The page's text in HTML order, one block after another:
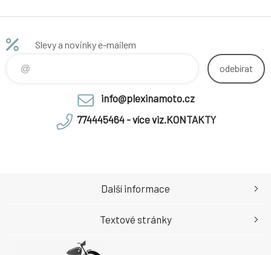
Slevy a novinky e-mailem
odebírat
info@plexinamoto.cz
774445464 - více viz.KONTAKTY
Další informace
Textové stránky